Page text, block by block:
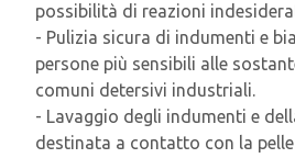
possibilità di reazioni
- Pulizia sicura di indumenti e
persone più sensibili alle
comuni detersivi industriali.
- Lavaggio degli indumenti e
destinata a contatto con la